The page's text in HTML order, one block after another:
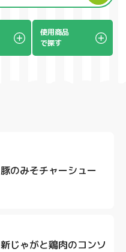
使用商品
で探す
豚のみそチャーシュー
新じゃがと鶏肉のコンソ